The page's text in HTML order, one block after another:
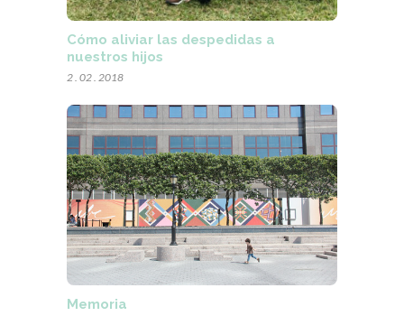
Cómo aliviar las despedidas a
nuestros hijos
2 . 02 . 2018
Memoria